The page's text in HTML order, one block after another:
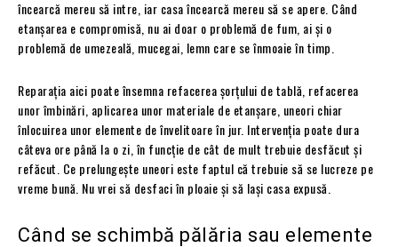
încearcă mereu să intre, iar casa încearcă mereu să se apere. Când
etanșarea e compromisă, nu ai doar o problemă de fum, ai și o
problemă de umezeală, mucegai, lemn care se înmoaie în timp.
Reparația aici poate însemna refacerea șorțului de tablă, refacerea
unor îmbinări, aplicarea unor materiale de etanșare, uneori chiar
înlocuirea unor elemente de învelitoare în jur. Intervenția poate dura
câteva ore până la o zi, în funcție de cât de mult trebuie desfăcut și
refăcut. Ce prelungește uneori este faptul că trebuie să se lucreze pe
vreme bună. Nu vrei să desfaci în ploaie și să lași casa expusă.
Când se schimbă pălăria sau elemente